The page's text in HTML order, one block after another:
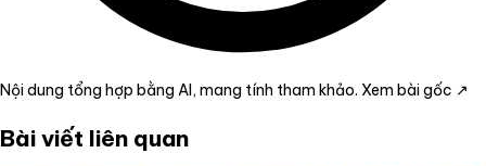
Nội dung tổng hợp bằng AI, mang tính tham khảo. Xem bài gốc ↗
Bài viết liên quan